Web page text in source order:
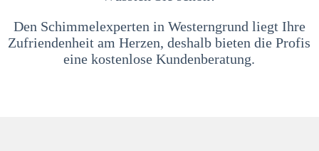
Den Schimmelexperten in Westerngrund liegt Ihre
Zufriendenheit am Herzen, deshalb bieten die Profis
eine kostenlose Kundenberatung.